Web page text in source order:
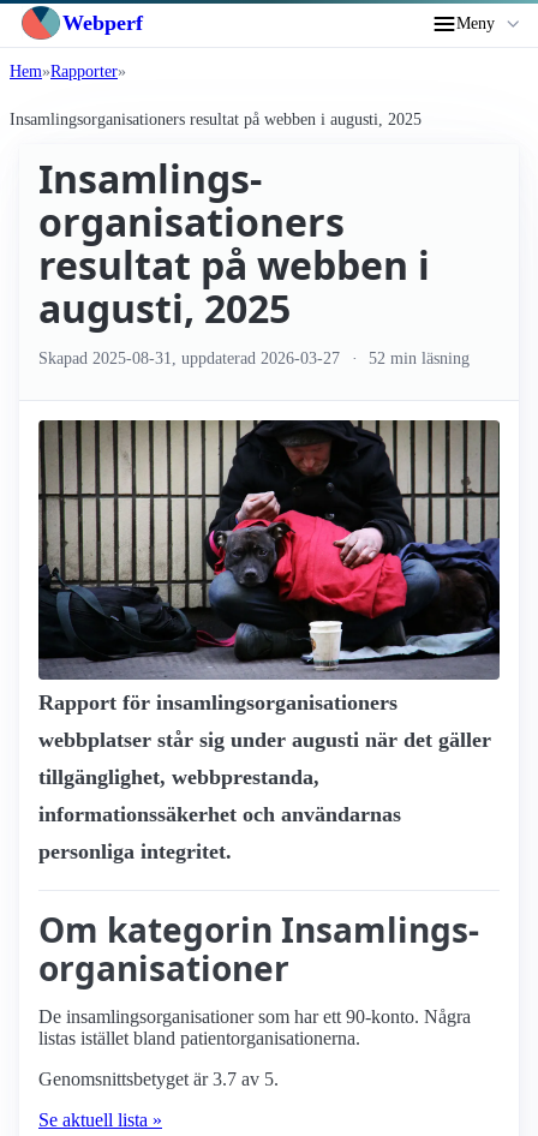
Webperf Meny
Hem Rapporter
Insamlings­organisationers resultat på webben i augusti, 2025
Insamlings­
organisationers
resultat på webben i
augusti, 2025
Skapad 2025-08-31 , uppdaterad 2026-03-27 52 min läsning
Rapport för insamlings­organisationers
webbplatser står sig under augusti när det gäller
tillgänglighet, webbprestanda,
informationssäkerhet och användarnas
personliga integritet.
Om kategorin Insamlings­
organisationer
De insamlings­organisationer som har ett 90-konto. Några
listas istället bland patient­organisationerna.
Genomsnittsbetyget är 3.7 av 5.
Se aktuell lista »